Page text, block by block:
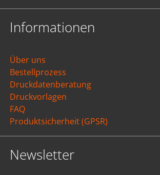
Informationen
Über uns
Bestellprozess
Druckdatenberatung
Druckvorlagen
FAQ
Produktsicherheit (GPSR)
Newsletter